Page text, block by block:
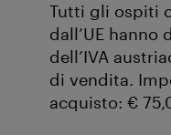
Tutti gli ospiti
dall’UE
dell’IVA
di vendita.
acquisto: €